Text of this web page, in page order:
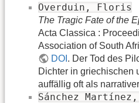
Overduin, Floris
The Tragic Fate of the
Acta Classica :
Association of South
DOI . Der Tod des
Dichter in griechischen
auffällig oft als
Sánchez